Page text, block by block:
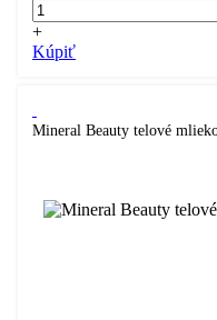
+
Kúpiť
Mineral Beauty telové